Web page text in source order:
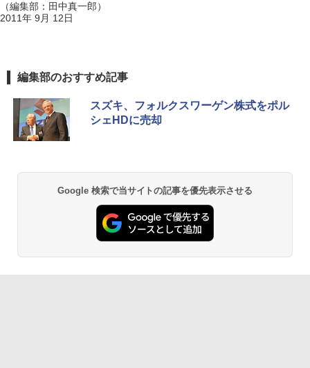
（編集部：田中真一郎）
2011年 9月 12日
編集部のおすすめ記事
スズキ、フォルクスワーゲン株式をポル
シェHDに売却
Google 検索で当サイトの記事を優先表示させる